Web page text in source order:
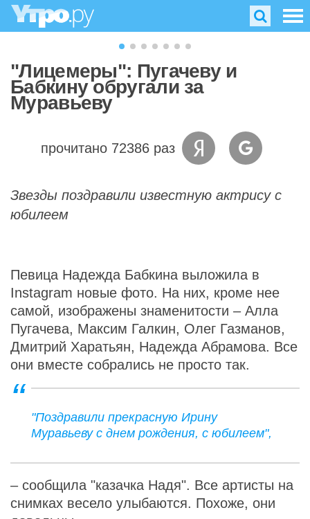
"Лицемеры": Пугачеву и
Бабкину обругали за
Муравьеву
прочитано 72386 раз
Звезды поздравили известную актрису с
юбилеем
Певица Надежда Бабкина выложила в
Instagram новые фото. На них, кроме нее
самой, изображены знаменитости – Алла
Пугачева, Максим Галкин, Олег Газманов,
Дмитрий Харатьян, Надежда Абрамова. Все
они вместе собрались не просто так.
"Поздравили прекрасную Ирину
Муравьеву с днем рождения, с юбилеем",
– сообщила "казачка Надя". Все артисты на
снимках весело улыбаются. Похоже, они